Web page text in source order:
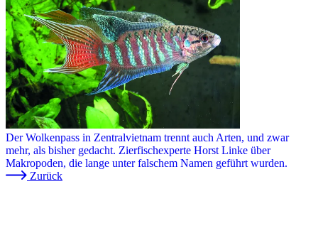
Der Wolkenpass in Zentralvietnam trennt auch Arten, und zwar
mehr, als bisher gedacht. Zierfischexperte Horst Linke über
Makropoden, die lange unter falschem Namen geführt wurden.
Zurück